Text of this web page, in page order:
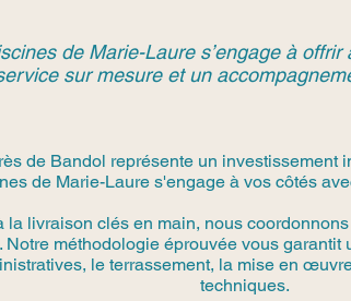
de Marie-Laure s’engage à
sur mesure et un
de Bandol représente un investissement
de Marie-Laure s'engage à vos côtés
la livraison clés en main, nous
méthodologie éprouvée vous
le terrassement, la mise en
techniques.